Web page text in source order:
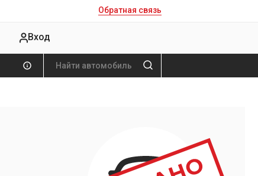
Обратная связь
Вход